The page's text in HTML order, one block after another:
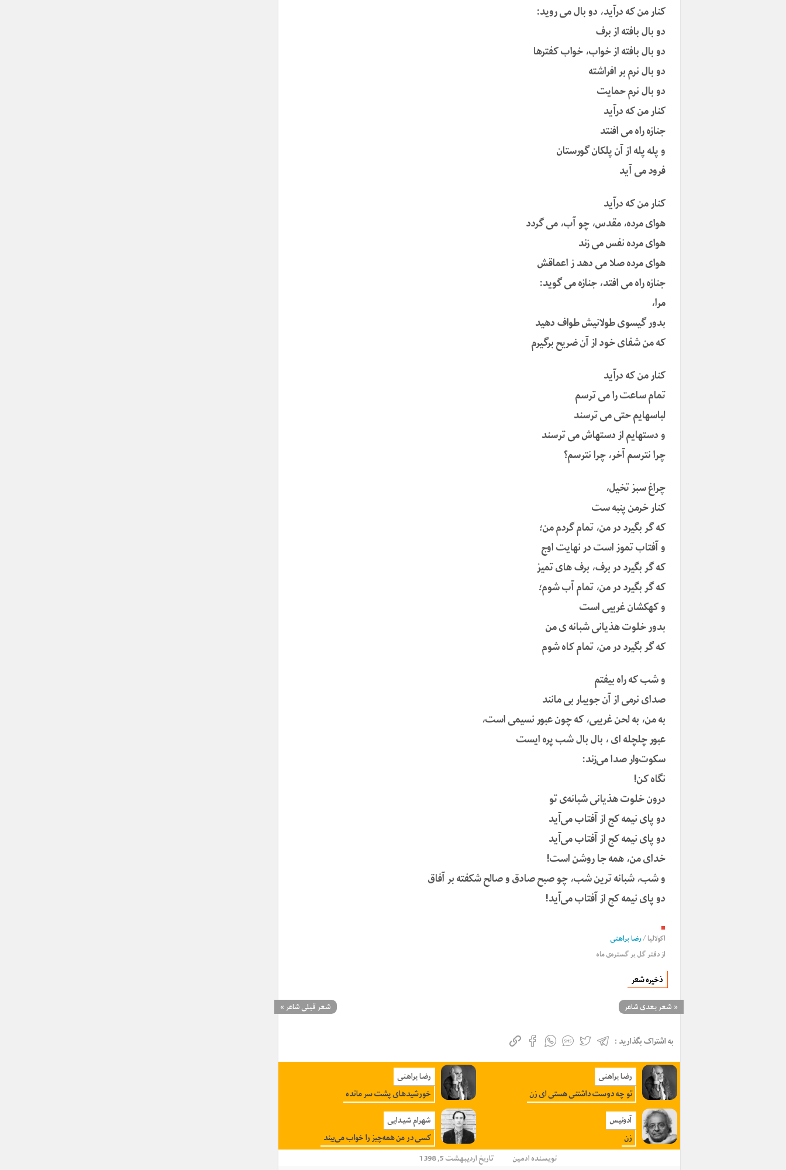
کنار من که درآید، دو بال می روید:
دو بال بافته از برف
دو بال بافته از خواب، خواب کفترها
دو بال نرم بر افراشته
دو بال نرم حمایت
کنار من که درآید
جنازه راه می افنتد
و پله پله از آن پلکان گورستان
فرود می آید
کنار من که درآید
هوای مرده، مقدس، چو آب، می گردد
هوای مرده نفس می زند
هوای مرده صلا می دهد ز اعماقش
جنازه راه می افتد، جنازه می گوید:
مرا،
بدور گیسوی طولانیش طواف دهید
که من شفای خود از آن ضریح برگیرم
کنار من که درآید
تمام ساعت را می ترسم
لباسهایم حتی می ترسند
و دستهایم از دستهاش می ترسند
چرا نترسم آخر، چرا نترسم؟
چراغ سبز تخیل،
کنار خرمن پنبه ست
که گر بگیرد در من، تمام گردم من؛
و آفتاب تموز است در نهایت اوج
که گر بگیرد در برف، برف های تمیز
که گر بگیرد در من، تمام آب شوم؛
و کهکشان غریبی است
بدور خلوت هذیانی شبانه ی من
که گر بگیرد در من، تمام کاه شوم
و شب که راه بیفتم
صدای نرمی از آن جویبار بی مانند
به من، به لحن غریبی، که چون عبور نسیمی است،
عبور چلچله ای ، بال بال شب پره ایست
سکوت‌وار صدا می‌زند:
نگاه کن!
درون خلوت هذیانی شبانه‌ی تو
دو پای نیمه کج از آفتاب می‌آید
دو پای نیمه کج از آفتاب می‌آید
خدای من، همه جا روشن است!
و شب، شبانه ترین شب، چو صبح صادق و صالح شکفته بر آفاق
دو پای نیمه کج از آفتاب می‌آید!
■
اکولالیا/رضا براهنی
از دفتر گل بر گستره‌ی ماه
ذخیره شعر
« شعر بعدی شاعر شعر قبلی شاعر»
به اشتراک بگذارید :
رضا براهنی
تو چه دوست داشتنی هستی ای زن
رضا براهنی
خورشیدهای پشت سر مانده
آدونیس
زن
شهرام شیدایی
کسی در من همه‌چیز را خواب می‌بیند
نویسندهادمین تاریخ اردیبهشت 5, 1398